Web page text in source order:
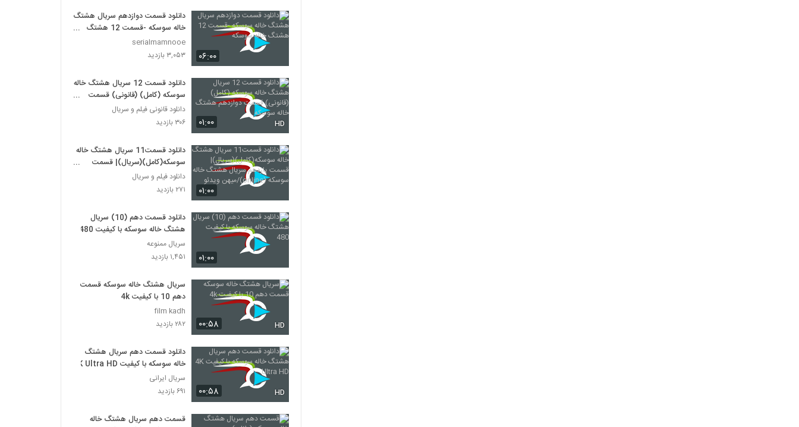
۰۶:۰۰
دانلود قسمت دوازدهم سریال هشتگ
خاله سوسکه -قسمت 12 هشتگ
خاله سوسکه
serialmamnooe
۳,۰۵۳ بازدید
۰۱:۰۰ HD
دانلود قسمت 12 سریال هشتگ خاله
سوسکه (کامل) (قانونی) قسمت
دوازدهم هشتگ خاله سوسکه
دانلود قانونی فیلم و سریال
۳۰۶ بازدید
۰۱:۰۰
دانلود قسمت11 سریال هشتگ خاله
سوسکه(کامل)(سریال)| قسمت
یازدهم سریال هشتگ خاله سوسکه
(online)/میهن ویدئو
دانلود فیلم و سریال
۲۷۱ بازدید
۰۱:۰۰
دانلود قسمت دهم (10) سریال
هشتگ خاله سوسکه با کیفیت 480
سریال ممنوعه
۱,۴۵۱ بازدید
۰۰:۵۸ HD
سریال هشتگ خاله سوسکه قسمت
دهم 10 با کیفیت 4k
film kadh
۲۸۲ بازدید
۰۰:۵۸ HD
دانلود قسمت دهم سريال هشتگ
خاله سوسکه با کیفیت 4K Ultra HD
سریال ایرانی
۶۹۱ بازدید
قسمت دهم سریال هشتگ خاله